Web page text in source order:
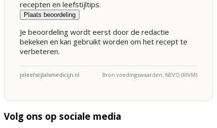
recepten en leefstijltips.
Plaats beoordeling
Je beoordeling wordt eerst door de redactie
bekeken en kan gebruikt worden om het recept te
verbeteren.
jeleefstijlalsmedicijn.nl Bron voedingswaarden: NEVO (RIVM)
Volg ons op sociale media